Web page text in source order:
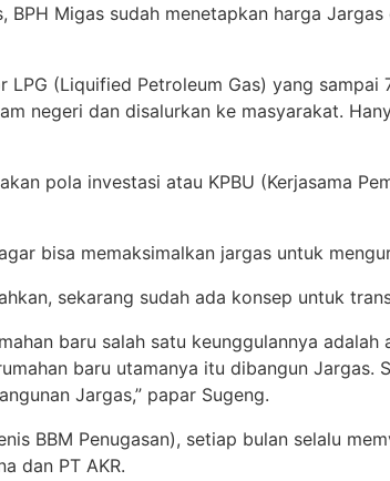
Migas sudah menetapkan harga
(Liquified Petroleum Gas) yang
negeri dan disalurkan ke masyarakat.
pola investasi atau KPBU (Kerjasama
bisa memaksimalkan jargas untuk
sekarang sudah ada konsep untuk
baru salah satu keunggulannya
baru utamanya itu dibangun
Jargas,” papar Sugeng.
BBM Penugasan), setiap bulan selalu
dan PT AKR.